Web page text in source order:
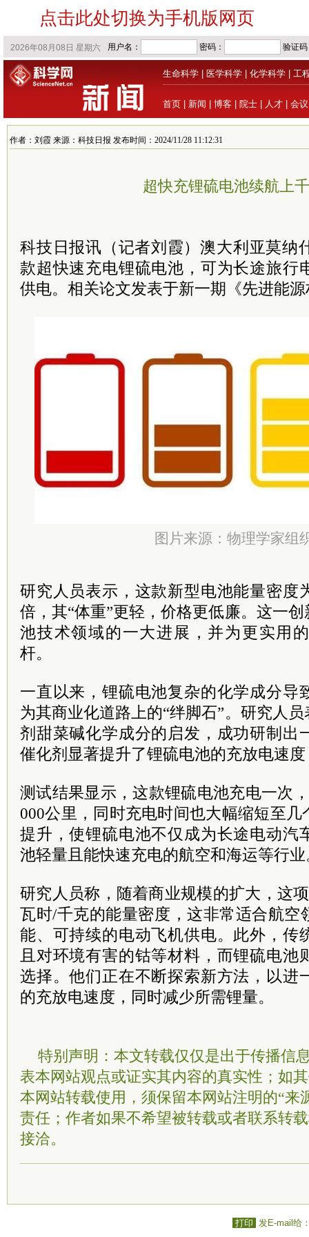
点击此处切换为手机版网页
生命科学 医学科学 化学科学 工
首页 新闻 博客 院士 人才 会议
作者：刘霞 来源：科技日报 发布时间：2024/11/28 11:12:31
超快充锂硫电池续航上
科技日报讯（记者刘霞）澳大利亚莫纳
款超快速充电锂硫电池，可为长途旅行
供电。相关论文发表于新一期《先进能
图片来源：物理学家组
研究人员表示，这款新型电池能量密度
倍，其“体重”更轻，价格更低廉。这一
池技术领域的一大进展，并为更实用
杆。
一直以来，锂硫电池复杂的化学成分导
为其商业化道路上的“绊脚石”。研究人
剂甜菜碱化学成分的启发，成功研制出
催化剂显著提升了锂硫电池的充放电速
测试结果显示，这款锂硫电池充电一次
000公里，同时充电时间也大幅缩短至
提升，使锂硫电池不仅成为长途电动汽
池轻量且能快速充电的航空和海运等行业
研究人员称，随着商业规模的扩大，这
瓦时/千克的能量密度，这非常适合航空
能、可持续的电动飞机供电。此外，传
且对环境有害的钴等材料，而锂硫电池
选择。他们正在不断探索新方法，以进
的充放电速度，同时减少所需锂量。
特别声明：本文转载仅仅是出于传播信
表本网站观点或证实其内容的真实性；如
本网站转载使用，须保留本网站注明的“来
责任；作者如果不希望被转载或者联系转
接洽。
打印 发E-mail给